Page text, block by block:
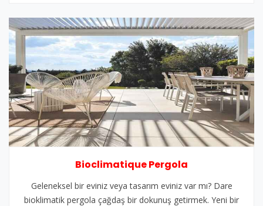
Bioclimatique Pergola
Geleneksel bir eviniz veya tasarım eviniz var mı? Dare
bioklimatik pergola çağdaş bir dokunuş getirmek. Yeni bir